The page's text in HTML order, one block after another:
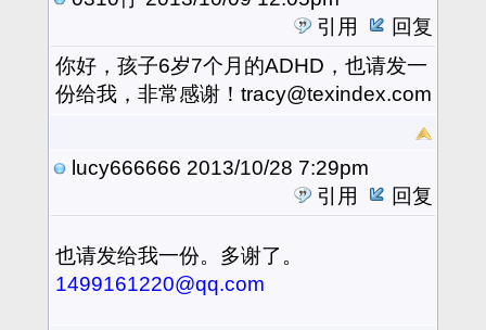
引用
回复
你好，孩子6岁7个月的ADHD，也请发一
份给我，非常感谢！tracy@texindex.com
lucy666666 2013/10/28 7:29pm
引用
回复
也请发给我一份。多谢了。
1499161220@qq.com